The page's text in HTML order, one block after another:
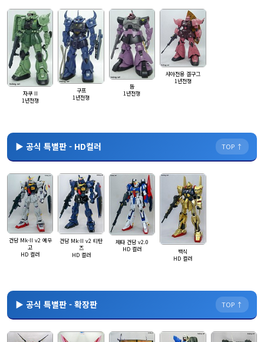
자쿠 II
1년전쟁
구프
1년전쟁
돔
1년전쟁
샤아전용 겔구그
1년전쟁
▶ 공식 특별판 - HD컬러 TOP ↑
건담 Mk-II v2 에우
고
HD 컬러
건담 Mk-II v2 티탄
즈
HD 컬러
제타 건담 v2.0
HD 컬러
백식
HD 컬러
▶ 공식 특별판 - 확장판 TOP ↑